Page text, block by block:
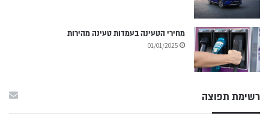
מחירי הטעינה בעמדות טעינה מהירות
01/01/2025
רשימת תפוצה